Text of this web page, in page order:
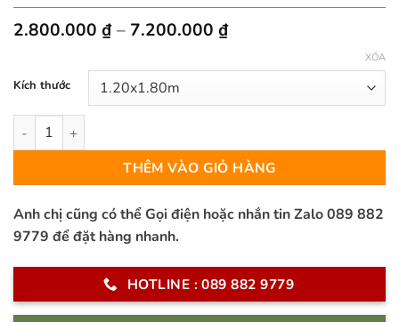
2.800.000 ₫– 7.200.000 ₫Khoảng
7.200.000 ₫
Kích thước
XÓA
Thảm Sofa Sợi Ngắn – MS0007 số lượng
THÊM VÀO GIỎ HÀNG
Anh chị cũng có thể Gọi điện hoặc nhắn tin Zalo 089 882
9779 để đặt hàng nhanh.
HOTLINE : 089 882 9779